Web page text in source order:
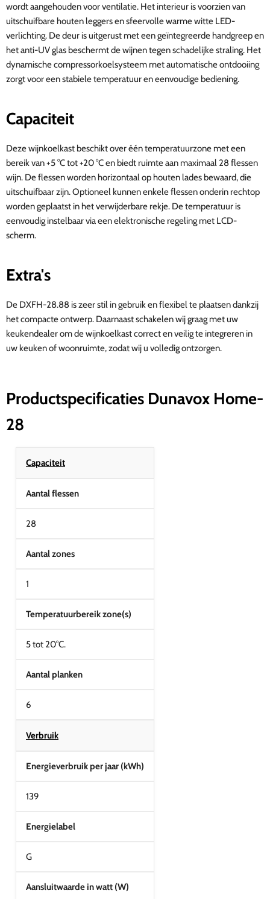
wordt aangehouden voor ventilatie. Het interieur is voorzien van
uitschuifbare houten leggers en sfeervolle warme witte LED-
verlichting. De deur is uitgerust met een geïntegreerde handgreep en
het anti-UV glas beschermt de wijnen tegen schadelijke straling. Het
dynamische compressorkoelsysteem met automatische ontdooiing
zorgt voor een stabiele temperatuur en eenvoudige bediening.
Capaciteit
Deze wijnkoelkast beschikt over één temperatuurzone met een
bereik van +5 °C tot +20 °C en biedt ruimte aan maximaal 28 flessen
wijn. De flessen worden horizontaal op houten lades bewaard, die
uitschuifbaar zijn. Optioneel kunnen enkele flessen onderin rechtop
worden geplaatst in het verwijderbare rekje. De temperatuur is
eenvoudig instelbaar via een elektronische regeling met LCD-
scherm.
Extra's
De DXFH-28.88 is zeer stil in gebruik en flexibel te plaatsen dankzij
het compacte ontwerp. Daarnaast schakelen wij graag met uw
keukendealer om de wijnkoelkast correct en veilig te integreren in
uw keuken of woonruimte, zodat wij u volledig ontzorgen.
Productspecificaties Dunavox Home-
28
Capaciteit
Aantal flessen
28
Aantal zones
1
Temperatuurbereik zone(s)
5 tot 20°C.
Aantal planken
6
Verbruik
Energieverbruik per jaar (kWh)
139
Energielabel
G
Aansluitwaarde in watt (W)